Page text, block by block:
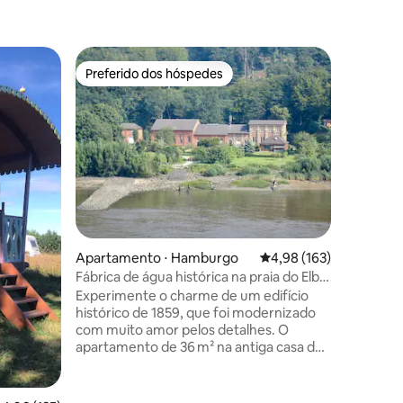
Preferido dos hóspedes
Preferido dos hóspedes
Apartamento ⋅ Hamburgo 4,98 de uma avaliação
4,98 (163)
Fábrica de água histórica na praia do Elba,
em Hamburgo
Experimente o charme de um edifício
histórico de 1859, que foi modernizado
com muito amor pelos detalhes. O
apartamento de 36 m² na antiga casa de